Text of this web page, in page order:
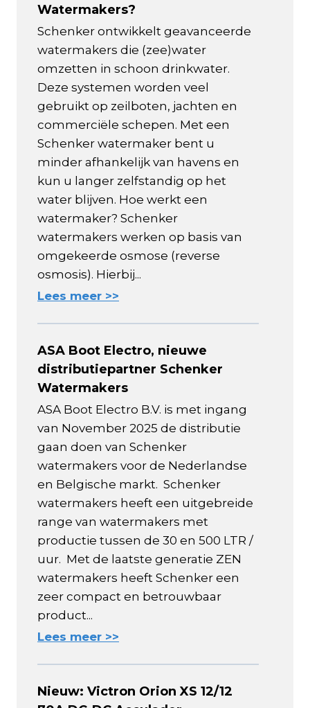
Watermakers?
Schenker ontwikkelt geavanceerde
watermakers die (zee)water
omzetten in schoon drinkwater.
Deze systemen worden veel
gebruikt op zeilboten, jachten en
commerciële schepen. Met een
Schenker watermaker bent u
minder afhankelijk van havens en
kun u langer zelfstandig op het
water blijven. Hoe werkt een
watermaker? Schenker
watermakers werken op basis van
omgekeerde osmose (reverse
osmosis). Hierbij...
Lees meer >>
ASA Boot Electro, nieuwe
distributiepartner Schenker
Watermakers
ASA Boot Electro B.V. is met ingang
van November 2025 de distributie
gaan doen van Schenker
watermakers voor de Nederlandse
en Belgische markt. Schenker
watermakers heeft een uitgebreide
range van watermakers met
productie tussen de 30 en 500 LTR /
uur. Met de laatste generatie ZEN
watermakers heeft Schenker een
zeer compact en betrouwbaar
product...
Lees meer >>
Nieuw: Victron Orion XS 12/12